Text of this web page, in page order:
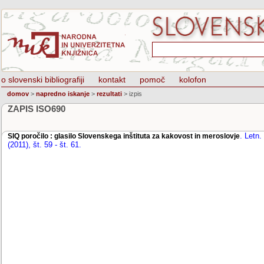
o slovenski bibliografiji kontakt pomoč kolofon
domov > napredno iskanje > rezultati > izpis
ZAPIS ISO690
SIQ poročilo : glasilo Slovenskega inštituta za kakovost in meroslovje.
(2011), št. 59 - št. 61.